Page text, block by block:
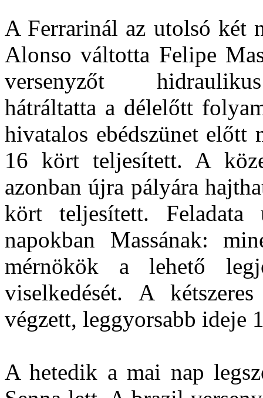
A Ferrarinál az utolsó két
Alonso váltotta Felipe
versenyzőt
hátráltatta a délelőtt
hivatalos ebédszünet előtt
16 kört teljesített. A
azonban újra pályára
kört teljesített.
napokban Massának:
mérnökök a lehető
viselkedését. A
végzett, leggyorsabb ideje
A hetedik a mai nap